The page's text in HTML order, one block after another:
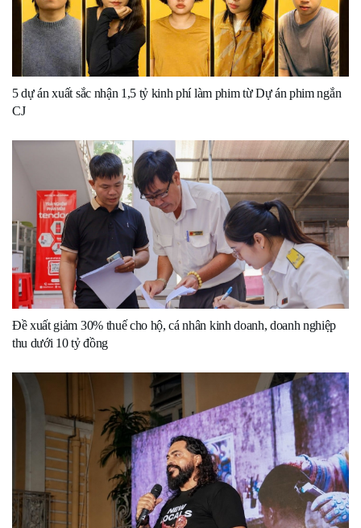
5 dự án xuất sắc nhận 1,5 tỷ kinh phí làm phim từ Dự án phim ngắn
CJ
Đề xuất giảm 30% thuế cho hộ, cá nhân kinh doanh, doanh nghiệp
thu dưới 10 tỷ đồng